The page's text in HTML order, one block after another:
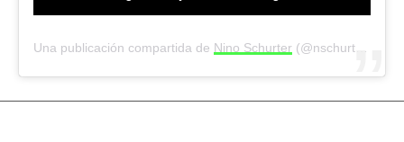
Una publicación compartida de Nino Schurter (@nschurter) el